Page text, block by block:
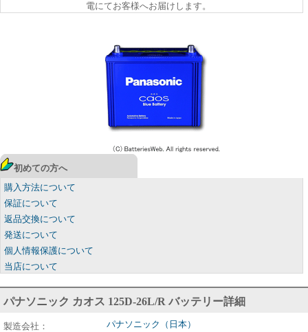
電にてお客様へお届けします。
初めての方へ
購入方法について
保証について
返品交換について
発送について
個人情報保護について
当店について
パナソニック カオス 125D-26L/R バッテリー詳細
製造会社：
パナソニック（日本）